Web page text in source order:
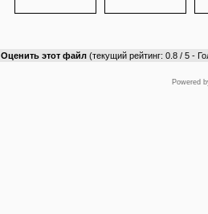
Оценить этот файл (текущий рейтинг: 0.8 / 5 -
Powered